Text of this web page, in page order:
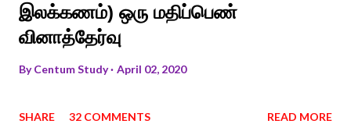
இலக்கணம்) ஒரு மதிப்பெண்
வினாத்தேர்வு
ByCentum Study April 02, 2020
SHARE 32 COMMENTS READ MORE